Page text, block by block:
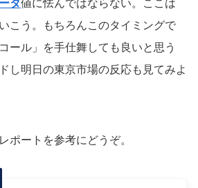
タ値に怯んではならない。ここは
こう。もちろんこのタイミングで
ール」を手仕舞しても良いと思う
し明日の東京市場の反応も見てみよ
ポートを参考にどうぞ。